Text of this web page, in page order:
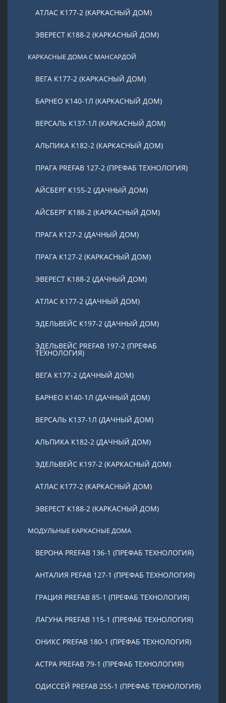
АТЛАС К177-2 (КАРКАСНЫЙ ДОМ)
ЭВЕРЕСТ К188-2 (КАРКАСНЫЙ ДОМ)
КАРКАСНЫЕ ДОМА С МАНСАРДОЙ
ВЕГА К177-2 (КАРКАСНЫЙ ДОМ)
БАРНЕО К140-1Л (КАРКАСНЫЙ ДОМ)
ВЕРСАЛЬ К137-1Л (КАРКАСНЫЙ ДОМ)
АЛЬПИКА К182-2 (КАРКАСНЫЙ ДОМ)
ПРАГА PREFAB 127-2 (ПРЕФАБ ТЕХНОЛОГИЯ)
АЙСБЕРГ К155-2 (ДАЧНЫЙ ДОМ)
АЙСБЕРГ К188-2 (КАРКАСНЫЙ ДОМ)
ПРАГА К127-2 (ДАЧНЫЙ ДОМ)
ПРАГА К127-2 (КАРКАСНЫЙ ДОМ)
ЭВЕРЕСТ К188-2 (ДАЧНЫЙ ДОМ)
АТЛАС К177-2 (ДАЧНЫЙ ДОМ)
ЭДЕЛЬВЕЙС К197-2 (ДАЧНЫЙ ДОМ)
ЭДЕЛЬВЕЙС PREFAB 197-2 (ПРЕФАБ
ТЕХНОЛОГИЯ)
ВЕГА К177-2 (ДАЧНЫЙ ДОМ)
БАРНЕО К140-1Л (ДАЧНЫЙ ДОМ)
ВЕРСАЛЬ К137-1Л (ДАЧНЫЙ ДОМ)
АЛЬПИКА К182-2 (ДАЧНЫЙ ДОМ)
ЭДЕЛЬВЕЙС К197-2 (КАРКАСНЫЙ ДОМ)
АТЛАС К177-2 (КАРКАСНЫЙ ДОМ)
ЭВЕРЕСТ К188-2 (КАРКАСНЫЙ ДОМ)
МОДУЛЬНЫЕ КАРКАСНЫЕ ДОМА
ВЕРОНА PREFAB 136-1 (ПРЕФАБ ТЕХНОЛОГИЯ)
АНТАЛИЯ PEFAB 127-1 (ПРЕФАБ ТЕХНОЛОГИЯ)
ГРАЦИЯ PREFAB 85-1 (ПРЕФАБ ТЕХНОЛОГИЯ)
ЛАГУНА PREFAB 115-1 (ПРЕФАБ ТЕХНОЛОГИЯ)
ОНИКС PREFAB 180-1 (ПРЕФАБ ТЕХНОЛОГИЯ)
АСТРА PREFAB 79-1 (ПРЕФАБ ТЕХНОЛОГИЯ)
ОДИССЕЙ PREFAB 255-1 (ПРЕФАБ ТЕХНОЛОГИЯ)